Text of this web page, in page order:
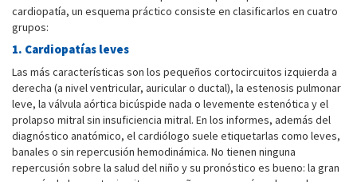
cardiopatía, un esquema práctico consiste en clasificarlos en cuatro
grupos:
1. Cardiopatías leves
Las más características son los pequeños cortocircuitos izquierda a
derecha (a nivel ventricular, auricular o ductal), la estenosis pulmonar
leve, la válvula aórtica bicúspide nada o levemente estenótica y el
prolapso mitral sin insuficiencia mitral. En los informes, además del
diagnóstico anatómico, el cardiólogo suele etiquetarlas como leves,
banales o sin repercusión hemodinámica. No tienen ninguna
repercusión sobre la salud del niño y su pronóstico es bueno: la gran